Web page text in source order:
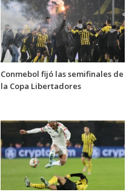
Conmebol fijó las semifinales de
la Copa Libertadores